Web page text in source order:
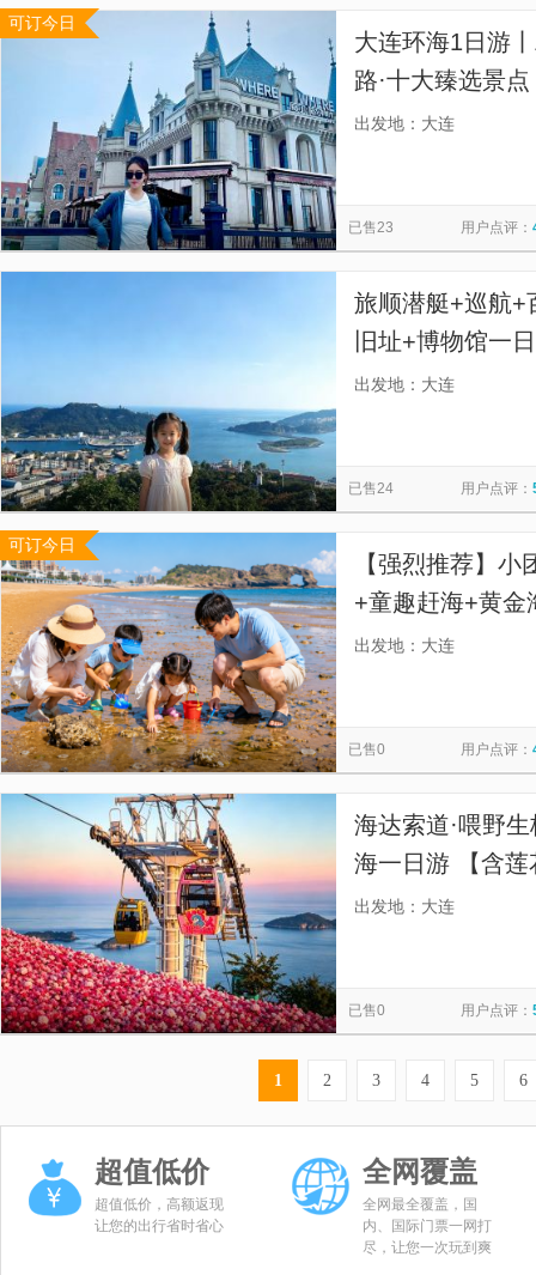
可订今日
大连环海1日游
路·十大臻选景
购、上门接送、
出发地：大连
已售23 用户点评：
旅顺潜艇+巡航+
旧址+博物馆一
有温度】
出发地：大连
已售24 用户点评：
可订今日
【强烈推荐】
+童趣赶海+黄金
赶海 | A 线含室
出发地：大连
已售0 用户点评：
海达索道·喂野
海一日游 【含
程不进购物店、
出发地：大连
已售0 用户点评：
1 2 3 4 5 6
超值低价
超值低价，高额返现
让您的出行省时省心
全网覆盖
全网最全覆盖，国
内、国际门票一网打
尽，让您一次玩到爽